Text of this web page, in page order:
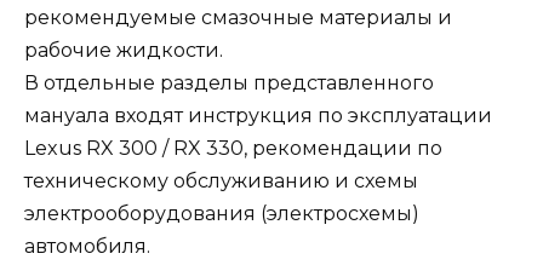
рекомендуемые смазочные материалы и
рабочие жидкости.
В отдельные разделы представленного
мануала входят инструкция по эксплуатации
Lexus RX 300 / RX 330, рекомендации по
техническому обслуживанию и схемы
электрооборудования (электросхемы)
автомобиля.